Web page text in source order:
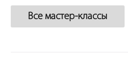
Все мастер-классы